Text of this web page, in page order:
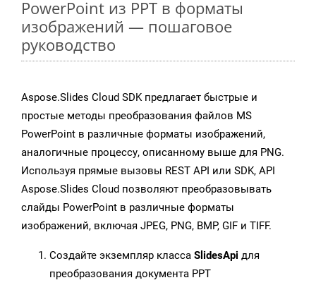
PowerPoint из PPT в форматы
изображений — пошаговое
руководство
Aspose.Slides Cloud SDK предлагает быстрые и
простые методы преобразования файлов MS
PowerPoint в различные форматы изображений,
аналогичные процессу, описанному выше для PNG.
Используя прямые вызовы REST API или SDK, API
Aspose.Slides Cloud позволяют преобразовывать
слайды PowerPoint в различные форматы
изображений, включая JPEG, PNG, BMP, GIF и TIFF.
Создайте экземпляр класса SlidesApi для
преобразования документа PPT